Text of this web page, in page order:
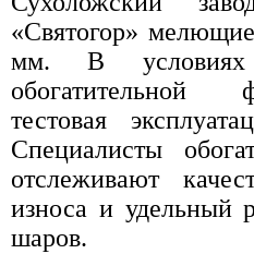
«Святогор»
мм. В условиях
обогатительной
тестовая
Специалисты
отслеживают
износа и удельный
шаров.